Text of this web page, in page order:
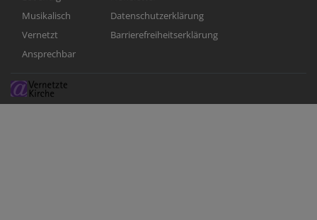
Musikalisch
Vernetzt
Ansprechbar
Datenschutzerklärung
Barrierefreiheitserklärung